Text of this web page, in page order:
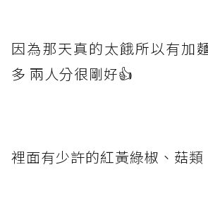
因為那天真的太餓所以有加
多 兩人分很剛好👍
裡面有少許的紅黃綠椒、菇